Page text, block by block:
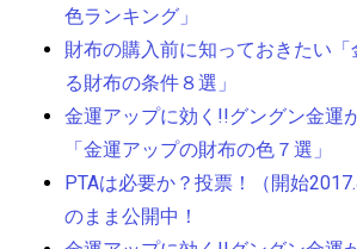
色ランキング」
財布の購入前に知っておきたい「
る財布の条件８選」
金運アップに効く!!グングン金運
「金運アップの財布の色７選」
PTAは必要か？投票！（開始
のまま公開中！